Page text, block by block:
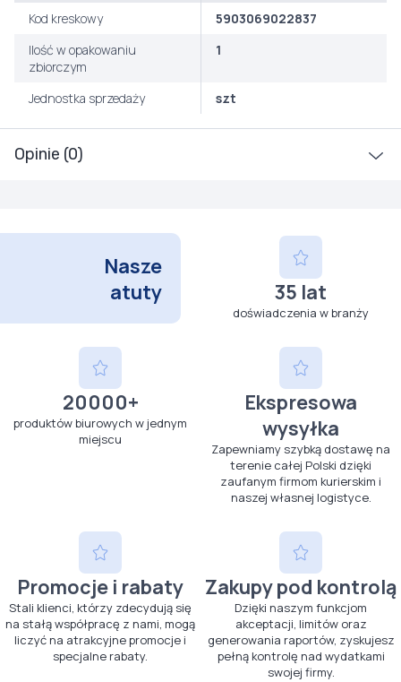
Opinie (0)
Kod kreskowy
5903069022837
Ilość w opakowaniu
zbiorczym
1
Jednostka sprzedaży szt
Nasze
atuty
35 lat
doświadczenia w branży
20000+
produktów biurowych w jednym
miejscu
Ekspresowa
wysyłka
Zapewniamy szybką dostawę na
terenie całej Polski dzięki
zaufanym firmom kurierskim i
naszej własnej logistyce.
Promocje i rabaty
Stali klienci, którzy zdecydują się
na stałą współpracę z nami, mogą
liczyć na atrakcyjne promocje i
specjalne rabaty.
Zakupy pod kontrolą
Dzięki naszym funkcjom
akceptacji, limitów oraz
generowania raportów, zyskujesz
pełną kontrolę nad wydatkami
swojej firmy.